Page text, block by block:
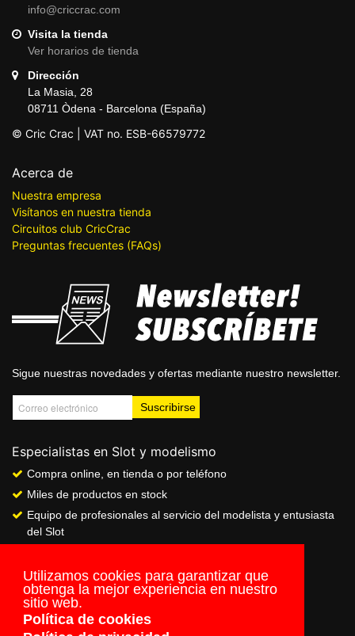
Utilizamos cookies para garantizar que
obtenga la mejor experiencia en nuestro
sitio web.
Política de cookies
info@criccrac.com
Visita la tienda
Ver horarios de tienda
Dirección
La Masia, 28
08711 Òdena - Barcelona (España)
© Cric Crac | VAT no. ESB-66579772
Acerca de
Nuestra empresa
Visítanos en nuestra tienda
Circuitos club CricCrac
Preguntas frecuentes (FAQs)
Sigue nuestras novedades y ofertas mediante nuestro newsletter.
Especialistas en Slot y modelismo
Compra online, en tienda o por teléfono
Miles de productos en stock
Equipo de profesionales al servicio del modelista y entusiasta
del Slot
Servicio de pago seguro online
Envios a todo el mundo